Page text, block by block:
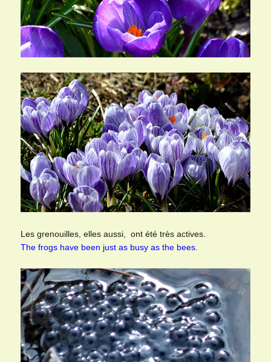
Les grenouilles, elles aussi, ont été très actives.
The frogs have been just as busy as the bees.